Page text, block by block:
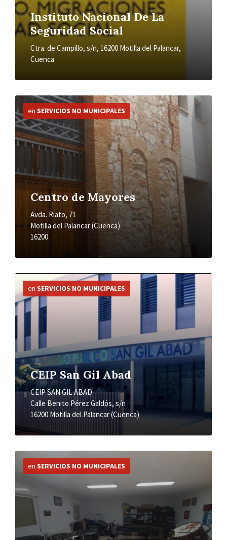
Instituto Nacional De La
Seguridad Social
Ctra. de Campillo, s/n, 16200 Motilla del Palancar,
Cuenca
Centro de Mayores
Avda. Riato, 71
Motilla del Palancar (Cuenca)
16200
en SERVICIOS NO MUNICIPALES
Más
información
CEIP San Gil Abad
CEIP SAN GIL ABAD
Calle Benito Pérez Galdós, s/n
16200 Motilla del Palancar (Cuenca)
en SERVICIOS NO MUNICIPALES
Más
información
en SERVICIOS NO MUNICIPALES
Más
información